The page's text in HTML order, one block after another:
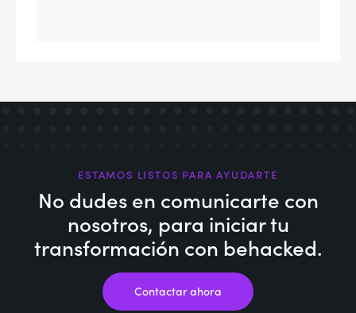
ESTAMOS LISTOS PARA AYUDARTE
No dudes en comunicarte con
nosotros, para iniciar tu
transformación con behacked.
Contactar ahora